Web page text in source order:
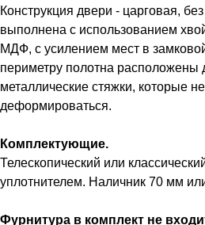
Конструкция двери - царговая,
выполнена с использованием
МДФ, с усилением мест в
периметру полотна расположены
металлические стяжки, которые
деформироваться.
Комплектующие.
Телескопический или
уплотнителем. Наличник 70 мм
Фурнитура в комплект не